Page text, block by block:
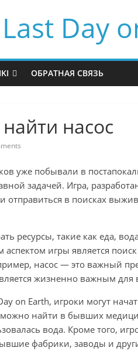
Day
ОБРАТНАЯ СВЯЗЬ
насос
уже побывали в
задачей. Игра,
отправиться в поисках
ресурсы, такие как еда,
игры является
насос — это важный
жизненно важным
on Earth, игроки могут
можно найти в бывших
вода. Кроме того,
фабрики, заводы и